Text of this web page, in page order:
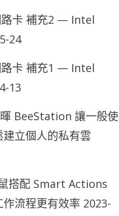
路卡 補充2 — Intel
24
路卡 補充1 — Intel
13
BeeStation 讓一般使
立個人的私有雲
搭配 Smart Actions
流程更有效率 2023-